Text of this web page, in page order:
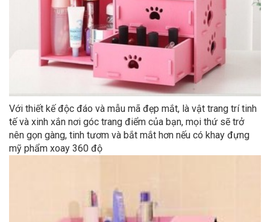
Với thiết kế độc đáo và mẫu mã đẹp mắt, là vật trang trí tinh
tế và xinh xắn nơi góc trang điểm của bạn, mọi thứ sẽ trở
nên gọn gàng, tinh tươm và bắt mắt hơn nếu có khay đựng
mỹ phẩm xoay 360 độ